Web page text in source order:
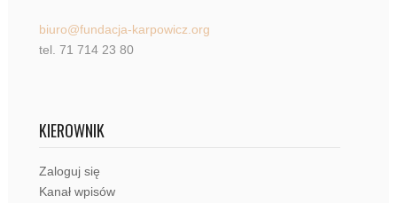
biuro@fundacja-karpowicz.org
tel. 71 714 23 80
KIEROWNIK
Zaloguj się
Kanał wpisów